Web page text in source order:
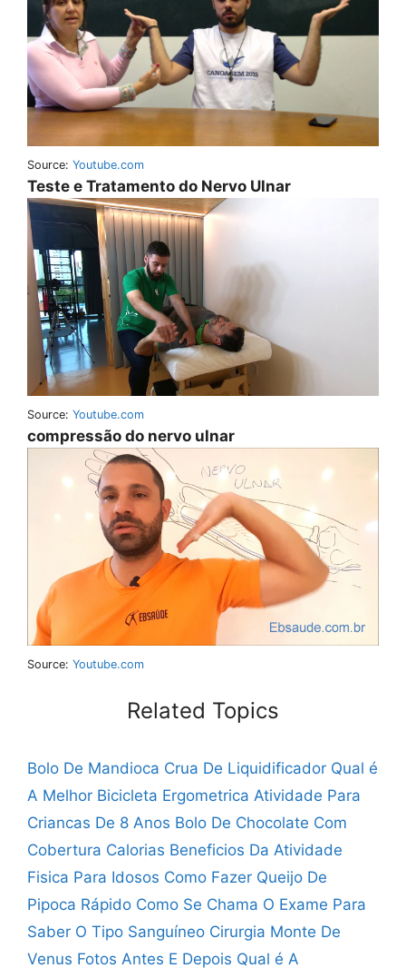
Source: Youtube.com
Teste e Tratamento do Nervo Ulnar
Source: Youtube.com
compressão do nervo ulnar
Source: Youtube.com
Related Topics
Bolo De Mandioca Crua De Liquidificador Qual é
A Melhor Bicicleta Ergometrica Atividade Para
Criancas De 8 Anos Bolo De Chocolate Com
Cobertura Calorias Beneficios Da Atividade
Fisica Para Idosos Como Fazer Queijo De
Pipoca Rápido Como Se Chama O Exame Para
Saber O Tipo Sanguíneo Cirurgia Monte De
Venus Fotos Antes E Depois Qual é A